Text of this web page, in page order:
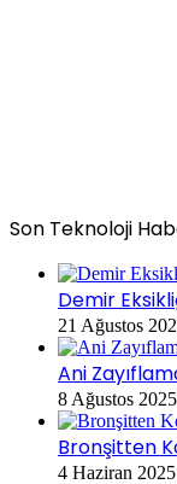
Son Teknoloji
Demir
21 Ağustos
Ani
8 Ağustos 2025
Bronşitten
4 Haziran 2025